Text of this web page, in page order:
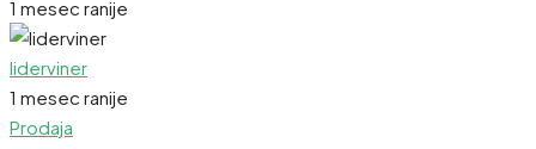
1 mesec ranije
liderviner
1 mesec ranije
Prodaja